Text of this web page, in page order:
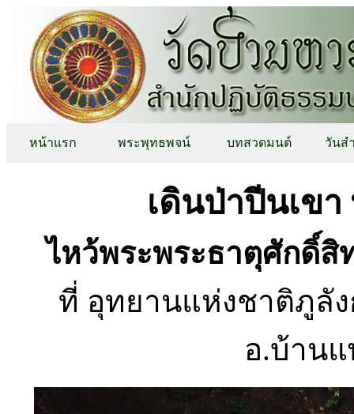
หน้าแรก พระพุทธพจน์ บทสวดมนต์ วันส
เดินป่าปีนเข
ไหว้พระพระธาตุศักดิ์
ที่ อุทยานแห่งชาติภูลั
อ.บ้าน